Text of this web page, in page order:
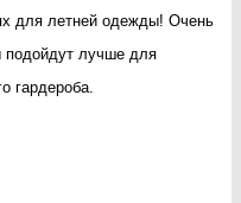
для летней одежды! Очень
подойдут лучше для
гардероба.